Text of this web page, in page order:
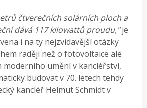
čtverečních solárních ploch a
dává 117 kilowattů proudu,"je
i na ty nejzvídavější otázky
raději než o fotovoltaice ale
moderního umění v kancléřství,
budovat v 70. letech tehdy
kancléř Helmut Schmidt v